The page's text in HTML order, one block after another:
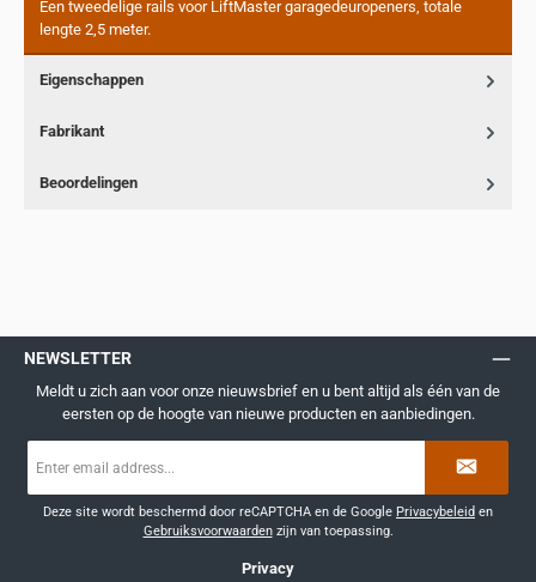
Een tweedelige rails voor LiftMaster garagedeuropeners, totale
lengte 2,5 meter.
Eigenschappen
Fabrikant
Beoordelingen
NEWSLETTER
Meldt u zich aan voor onze nieuwsbrief en u bent altijd als één van de
eersten op de hoogte van nieuwe producten en aanbiedingen.
mailadres
Deze site wordt beschermd door reCAPTCHA en de Google Privacybeleid en
Gebruiksvoorwaardenzijn van toepassing.
Privacy